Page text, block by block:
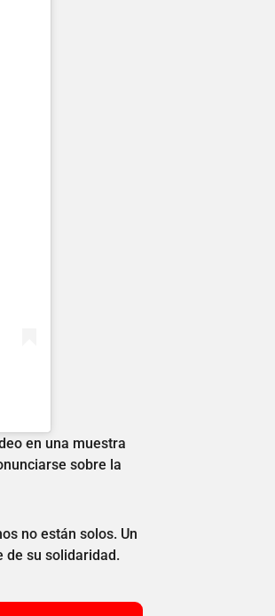
en una muestra
sobre la
no están solos. Un
de su solidaridad.